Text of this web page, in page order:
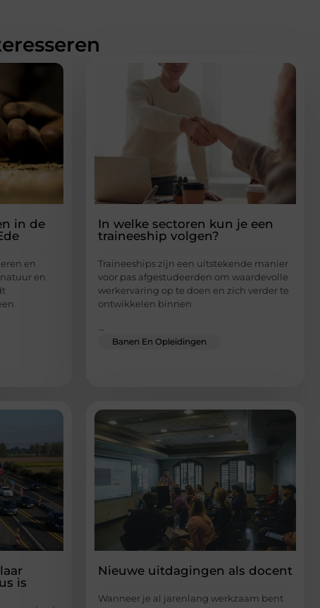
in de
en
en
In welke sectoren kun je een
traineeship volgen?
Traineeships zijn een uitstekende manier
voor pas afgestudeerden om waardevolle
werkervaring op te doen en zich verder te
ontwikkelen binnen
...
Banen En Opleidingen
is
Nieuwe uitdagingen als docent
Wanneer je al jarenlang werkzaam bent